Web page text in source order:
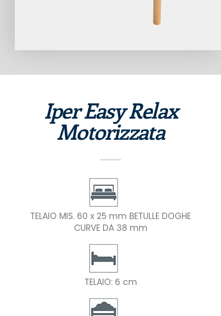
Iper Easy Relax
Motorizzata
TELAIO MIS. 60 x 25 mm BETULLE DOGHE
CURVE DA 38 mm
TELAIO: 6 cm